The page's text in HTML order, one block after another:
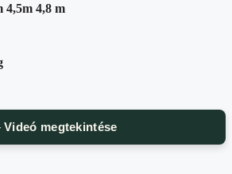
4,5m 4,8 m
megtekintése